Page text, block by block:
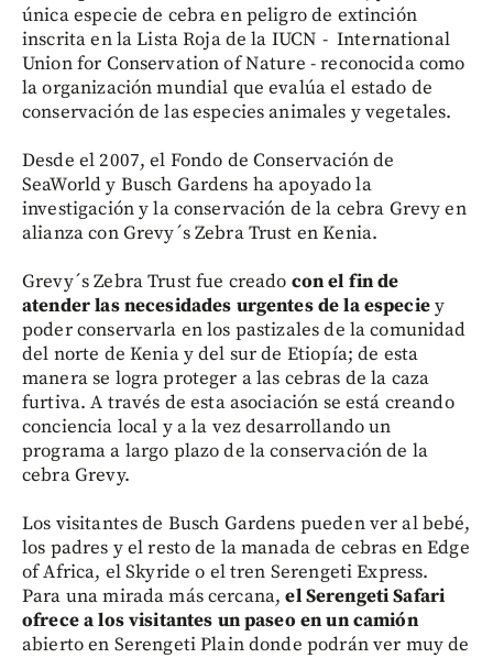
única especie de cebra en peligro de extinción
inscrita en la Lista Roja de la IUCN - International
Union for Conservation of Nature - reconocida como
la organización mundial que evalúa el estado de
conservación de las especies animales y vegetales.
Desde el 2007, el Fondo de Conservación de
SeaWorld y Busch Gardens ha apoyado la
investigación y la conservación de la cebra Grevy en
alianza con Grevy´s Zebra Trust en Kenia.
Grevy´s Zebra Trust fue creado con el fin de
atender las necesidades urgentes de la especiey
poder conservarla en los pastizales de la comunidad
del norte de Kenia y del sur de Etiopía; de esta
manera se logra proteger a las cebras de la caza
furtiva. A través de esta asociación se está creando
conciencia local y a la vez desarrollando un
programa a largo plazo de la conservación de la
cebra Grevy.
Los visitantes de Busch Gardens pueden ver al bebé,
los padres y el resto de la manada de cebras en Edge
of Africa, el Skyride o el tren Serengeti Express.
Para una mirada más cercana,el Serengeti Safari
ofrece a los visitantes un paseo en un camión
abierto en Serengeti Plain donde podrán ver muy de